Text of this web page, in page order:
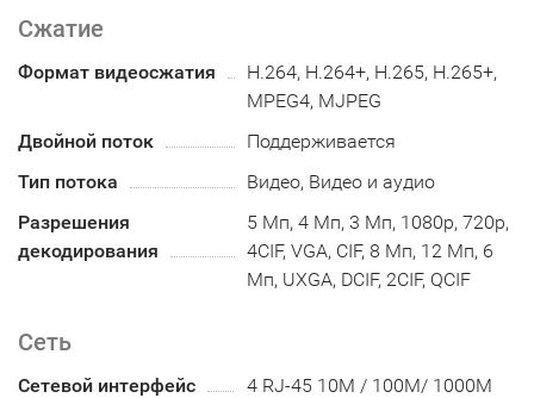
Сжатие
Формат видеосжатия
H.264, H.264+, H.265, H.265+,
MPEG4, MJPEG
Двойной поток
Поддерживается
Тип потока
Видео, Видео и аудио
Разрешения
декодирования
5 Мп, 4 Мп, 3 Мп, 1080p, 720p,
4CIF, VGA, CIF, 8 Мп, 12 Мп, 6
Мп, UXGA, DCIF, 2CIF, QCIF
Сеть
Сетевой интерфейс
4 RJ-45 10M / 100M/ 1000М